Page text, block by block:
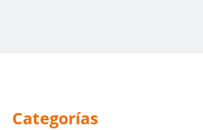
Categorías